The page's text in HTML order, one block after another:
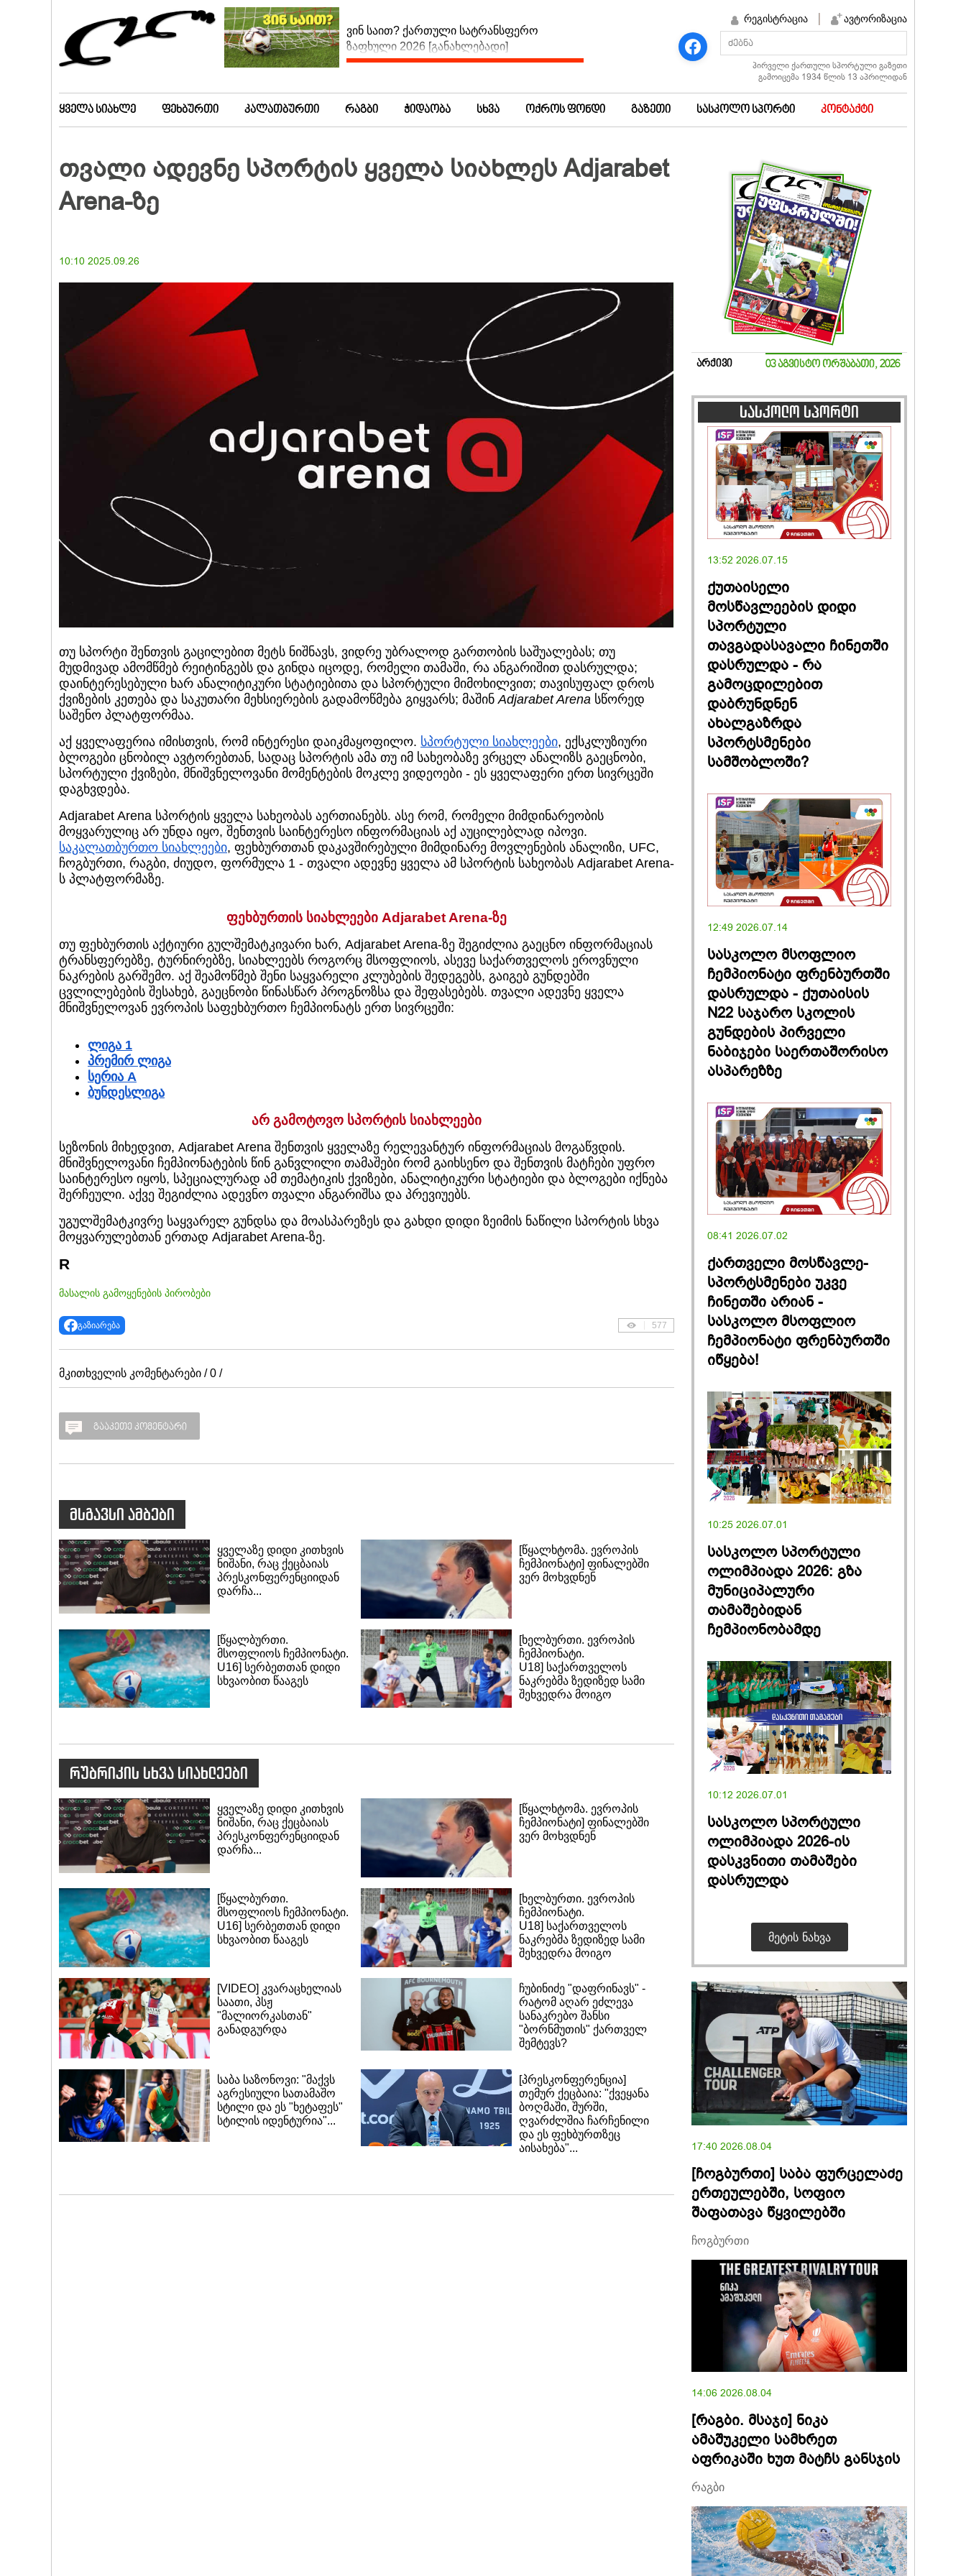
ვინ საით? ქართული სატრანსფერო
ზაფხული 2026 [განახლებადი]
რეგისტრაცია ავტორიზაცია
პირველი ქართული სპორტული გაზეთი
გამოიცემა 1934 წლის 13 აპრილიდან
ყველა სიახლე ფეხბურთი კალათბურთი რაგბი ჭიდაობა სხვა ოქროს ფონდი გაზეთი სასკოლო სპორტი კონტაქტი
თვალი ადევნე სპორტის ყველა სიახლეს Adjarabet
Arena-ზე
10:10 2025.09.26
თუ სპორტი შენთვის გაცილებით მეტს ნიშნავს, ვიდრე უბრალოდ გართობის საშუალებას; თუ
მუდმივად ამომწმებ რეიტინგებს და გინდა იცოდე, რომელი თამაში, რა ანგარიშით დასრულდა;
დაინტერესებული ხარ ანალიტიკური სტატიებითა და სპორტული მიმოხილვით; თავისუფალ დროს
ქვიზების კეთება და საკუთარი მეხსიერების გადამოწმება გიყვარს; მაშინAdjarabet Arena სწორედ
საშენო პლატფორმაა.
აქ ყველაფერია იმისთვის, რომ ინტერესი დაიკმაყოფილო. სპორტული სიახლეები, ექსკლუზიური
ბლოგები ცნობილ ავტორებთან, სადაც სპორტის ამა თუ იმ სახეობაზე ვრცელ ანალიზს გაეცნობი,
სპორტული ქვიზები, მნიშვნელოვანი მომენტების მოკლე ვიდეოები - ეს ყველაფერი ერთ სივრცეში
დაგხვდება.
Adjarabet Arena სპორტის ყველა სახეობას აერთიანებს. ასე რომ, რომელი მიმდინარეობის
მოყვარულიც არ უნდა იყო, შენთვის საინტერესო ინფორმაციას აქ აუცილებლად იპოვი.
საკალათბურთო სიახლეები, ფეხბურთთან დაკავშირებული მიმდინარე მოვლენების ანალიზი, UFC,
ჩოგბურთი, რაგბი, ძიუდო, ფორმულა 1 - თვალი ადევნე ყველა ამ სპორტის სახეობას Adjarabet Arena-
ს პლატფორმაზე.
ფეხბურთის სიახლეები Adjarabet Arena-ზე
თუ ფეხბურთის აქტიური გულშემატკივარი ხარ, Adjarabet Arena-ზე შეგიძლია გაეცნო ინფორმაციას
ტრანსფერებზე, ტურნირებზე, სიახლეებს როგორც მსოფლიოს, ასევე საქართველოს ეროვნული
ნაკრების გარშემო. აქ შეამოწმებ შენი საყვარელი კლუბების შედეგებს, გაიგებ გუნდებში
ცვლილებების შესახებ, გაეცნობი წინასწარ პროგნოზსა და შეფასებებს. თვალი ადევნე ყველა
მნიშვნელოვან ევროპის საფეხბურთო ჩემპიონატს ერთ სივრცეში:
ლიგა 1
პრემირ ლიგა
სერია A
ბუნდესლიგა
არ გამოტოვო სპორტის სიახლეები
სეზონის მიხედვით, Adjarabet Arena შენთვის ყველაზე რელევანტურ ინფორმაციას მოგაწვდის.
მნიშვნელოვანი ჩემპიონატების წინ განვლილი თამაშები რომ გაიხსენო და შენთვის მატჩები უფრო
საინტერესო იყოს, სპეციალურად ამ თემატიკის ქვიზები, ანალიტიკური სტატიები და ბლოგები იქნება
შერჩეული. აქვე შეგიძლია ადევნო თვალი ანგარიშსა და პრევიუებს.
უგულშემატკივრე საყვარელ გუნდსა და მოასპარეზეს და გახდი დიდი ზეიმის ნაწილი სპორტის სხვა
მოყვარულებთან ერთად Adjarabet Arena-ზე.
R
მასალის გამოყენების პირობები
გაზიარება 577
მკითხველის კომენტარები / 0 /
გააკეთე კომენტარი
მსგავსი ამბები
ყველაზე დიდი კითხვის
ნიშანი, რაც ქეცბაიას
პრესკონფერენციიდან
დარჩა...
[წყალხტომა. ევროპის
ჩემპიონატი] ფინალებში
ვერ მოხვდნენ
[წყალბურთი.
მსოფლიოს ჩემპიონატი.
U16] სერბეთთან დიდი
სხვაობით წააგეს
[ხელბურთი. ევროპის
ჩემპიონატი.
U18] საქართველოს
ნაკრებმა ზედიზედ სამი
შეხვედრა მოიგო
რუბრიკის სხვა სიახლეები
ყველაზე დიდი კითხვის
ნიშანი, რაც ქეცბაიას
პრესკონფერენციიდან
დარჩა...
[წყალხტომა. ევროპის
ჩემპიონატი] ფინალებში
ვერ მოხვდნენ
[წყალბურთი.
მსოფლიოს ჩემპიონატი.
U16] სერბეთთან დიდი
სხვაობით წააგეს
[ხელბურთი. ევროპის
ჩემპიონატი.
U18] საქართველოს
ნაკრებმა ზედიზედ სამი
შეხვედრა მოიგო
[VIDEO] კვარაცხელიას
საათი, პსჟ
"მალიორკასთან"
განადგურდა
ჩუბინიძე "დაფრინავს" -
რატომ აღარ ეძლევა
სანაკრებო შანსი
"ბორნმუთის" ქართველ
შემტევს?
საბა საზონოვი: "მაქვს
აგრესიული სათამაშო
სტილი და ეს "ხეტაფეს"
სტილის იდენტურია"...
[პრესკონფერენცია]
თემურ ქეცბაია: "ქვეყანა
ბოღმაში, შურში,
ღვარძლშია ჩარჩენილი
და ეს ფეხბურთზეც
აისახება"...
არქივი 03 აგვისტო ორშაბათი, 2026
სასკოლო სპორტი
13:52 2026.07.15
ქუთაისელი
მოსწავლეების დიდი
სპორტული
თავგადასავალი ჩინეთში
დასრულდა - რა
გამოცდილებით
დაბრუნდნენ
ახალგაზრდა
სპორტსმენები
სამშობლოში?
12:49 2026.07.14
სასკოლო მსოფლიო
ჩემპიონატი ფრენბურთში
დასრულდა - ქუთაისის
N22 საჯარო სკოლის
გუნდების პირველი
ნაბიჯები საერთაშორისო
ასპარეზზე
08:41 2026.07.02
ქართველი მოსწავლე-
სპორტსმენები უკვე
ჩინეთში არიან -
სასკოლო მსოფლიო
ჩემპიონატი ფრენბურთში
იწყება!
10:25 2026.07.01
სასკოლო სპორტული
ოლიმპიადა 2026: გზა
მუნიციპალური
თამაშებიდან
ჩემპიონობამდე
10:12 2026.07.01
სასკოლო სპორტული
ოლიმპიადა 2026-ის
დასკვნითი თამაშები
დასრულდა
ᲛᲔᲢᲘᲡ ᲜᲐᲮᲕᲐ
17:40 2026.08.04
[ჩოგბურთი] საბა ფურცელაძე
ერთეულებში, სოფიო
შაფათავა წყვილებში
ჩოგბურთი
14:06 2026.08.04
[რაგბი. მსაჯი] ნიკა
ამაშუკელი სამხრეთ
აფრიკაში ხუთ მატჩს განსჯის
რაგბი